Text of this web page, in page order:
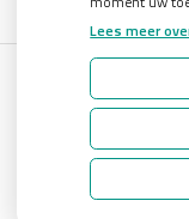
Lees meer